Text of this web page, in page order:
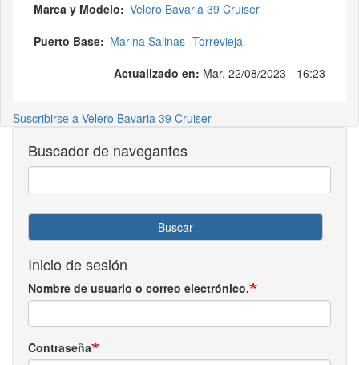
Marca y Modelo
Velero Bavaria 39 Cruiser
Puerto Base
Marina Salinas- Torrevieja
Actualizado en: Mar, 22/08/2023 - 16:23
Suscribirse a Velero Bavaria 39 Cruiser
Buscador de navegantes
Buscar
Inicio de sesión
Nombre de usuario o correo electrónico.
Contraseña